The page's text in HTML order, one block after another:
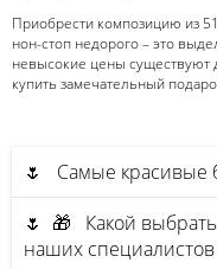
Приобрести композицию из
нон-стоп недорого – это
невысокие цены существуют
купить замечательный
🌷 Самые красивые
🌷 🎁 Какой
наших специалистов